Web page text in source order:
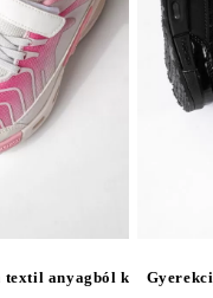
textil anyagból készült